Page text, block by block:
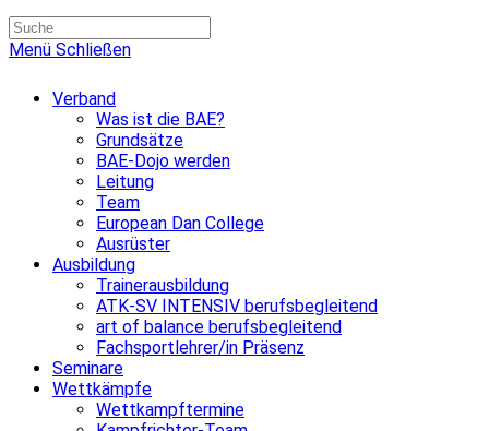
Menü Schließen
Verband
Was ist die BAE?
Grundsätze
BAE-Dojo werden
Leitung
Team
European Dan College
Ausrüster
Ausbildung
Trainerausbildung
ATK-SV INTENSIV berufsbegleitend
art of balance berufsbegleitend
Fachsportlehrer/in Präsenz
Seminare
Wettkämpfe
Wettkampftermine